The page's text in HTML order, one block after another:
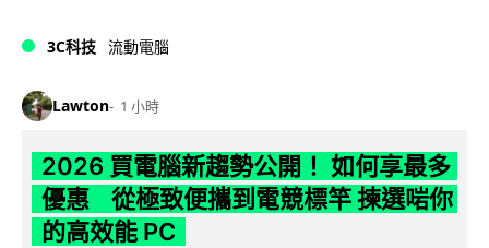
3C科技 流動電腦
Lawton 1 小時
2026 買電腦新趨勢公開！ 如何享最多
優惠 從極致便攜到電競標竿 揀選啱你
的高效能 PC